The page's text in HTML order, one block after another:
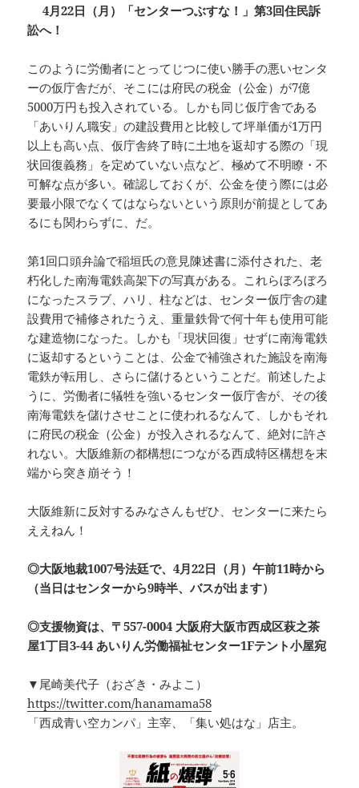
4月22日（月）「センターつぶすな！」第3回住民訴
訟へ！
このように労働者にとってじつに使い勝手の悪いセンタ
ーの仮庁舎だが、そこには府民の税金（公金）が7億
5000万円も投入されている。しかも同じ仮庁舎である
「あいりん職安」の建設費用と比較して坪単価が1万円
以上も高い点、仮庁舎終了時に土地を返却する際の「現
状回復義務」を定めていない点など、極めて不明瞭・不
可解な点が多い。確認しておくが、公金を使う際には必
要最小限でなくてはならないという原則が前提としてあ
るにも関わらずに、だ。
第1回口頭弁論で稲垣氏の意見陳述書に添付された、老
朽化した南海電鉄高架下の写真がある。これらぼろぼろ
になったスラブ、ハリ、柱などは、センター仮庁舎の建
設費用で補修されたうえ、重量鉄骨で何十年も使用可能
な建造物になった。しかも「現状回復」せずに南海電鉄
に返却するということは、公金で補強された施設を南海
電鉄が転用し、さらに儲けるということだ。前述したよ
うに、労働者に犠牲を強いるセンター仮庁舎が、その後
南海電鉄を儲けさせことに使われるなんて、しかもそれ
に府民の税金（公金）が投入されるなんて、絶対に許さ
れない。大阪維新の都構想につながる西成特区構想を末
端から突き崩そう！
大阪維新に反対するみなさんもぜひ、センターに来たら
ええねん！
◎大阪地裁1007号法廷で、4月22日（月）午前11時から
（当日はセンターから9時半、バスが出ます）
◎支援物資は、〒557-0004 大阪府大阪市西成区萩之茶
屋1丁目3-44 あいりん労働福祉センター1Fテント小屋宛
▼尾崎美代子（おざき・みよこ）
https://twitter.com/hanamama58
「西成青い空カンパ」主宰、「集い処はな」店主。